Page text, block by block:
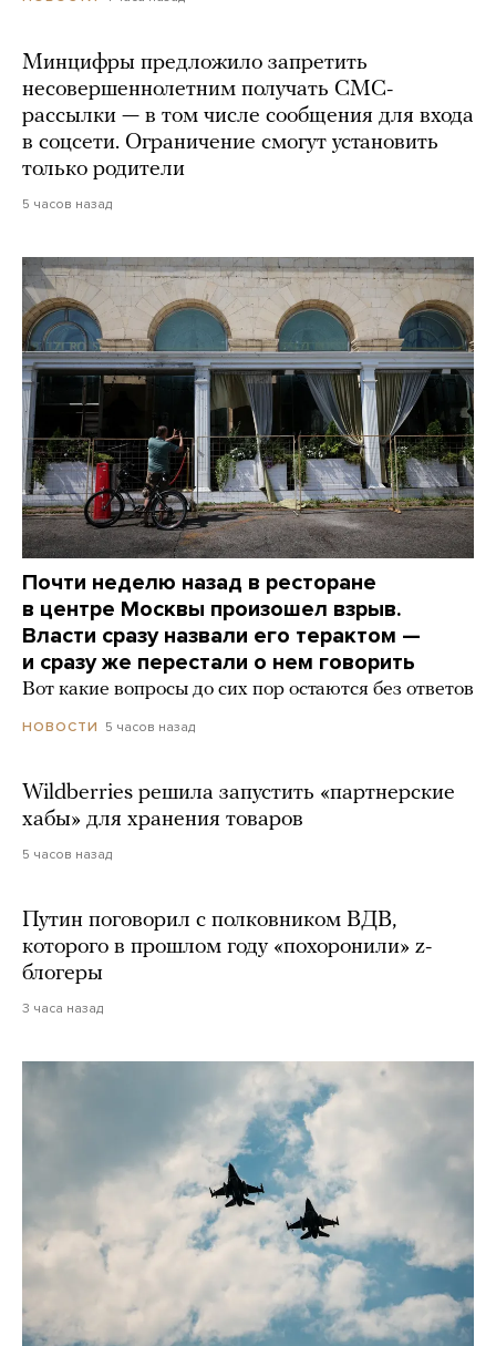
Минцифры предложило запретить
несовершеннолетним получать СМС-
рассылки — в том числе сообщения для входа
в соцсети. Ограничение смогут установить
только родители
5 часов назад
Почти неделю назад в ресторане
в центре Москвы произошел взрыв.
Власти сразу назвали его терактом —
и сразу же перестали о нем говорить
Вот какие вопросы до сих пор остаются без ответов
НОВОСТИ 5 часов назад
Wildberries решила запустить «партнерские
хабы» для хранения товаров
5 часов назад
Путин поговорил с полковником ВДВ,
которого в прошлом году «похоронили» z-
блогеры
3 часа назад